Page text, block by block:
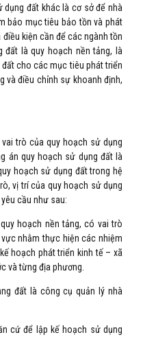
đất khác là cơ sở để nhà
bảo mục tiêu bảo tồn và phát
kiện cần để các ngành tồn
đất là quy hoạch nền tảng, là
cho các mục tiêu phát triển
và điều chỉnh sự khoanh định,
trò của quy hoạch sử dụng
án quy hoạch sử dụng đất là
hoạch sử dụng đất trong hệ
vị trí của quy hoạch sử dụng
cầu như sau:
hoạch nền tảng, có vai trò
nhằm thực hiện các nhiệm
hoạch phát triển kinh tế – xã
và từng địa phương.
đất là công cụ quản lý nhà
cứ để lập kế hoạch sử dụng